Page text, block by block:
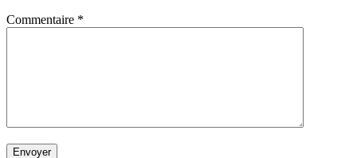
Commentaire *